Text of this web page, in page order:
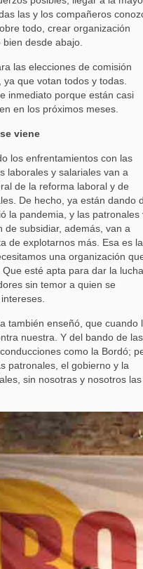
las y los compañeros
todo, crear organización
desde abajo.
las elecciones de comisión
que votan todos y todas.
inmediato porque están casi
en los próximos meses.
viene
los enfrentamientos con las
laborales y salariales van a
de la reforma laboral y de
De hecho, ya están dando
la pandemia, y las patronales
de subsidiar, además, van a
de explotarnos más. Esa es la
una organización
esté apta para dar la lucha
sin temor a quien se
también enseñó, que cuando
nuestra. Y del bando de
como la Bordó;
patronales, el gobierno y la
sin nosotras y nosotros las